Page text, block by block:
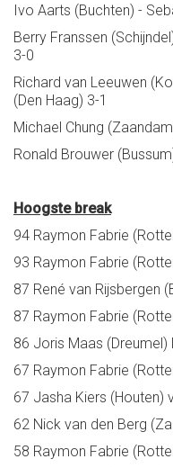
Ivo Aarts (Buchten) -
Berry Franssen
3-0
Richard van Leeuwen
(Den Haag) 3-1
Michael Chung
Ronald Brouwer
Hoogste break
94 Raymon Fabrie
93 Raymon Fabrie
87 René van Rijsbergen
87 Raymon Fabrie
86 Joris Maas (Dreumel)
67 Raymon Fabrie
67 Jasha Kiers (Houten)
62 Nick van den Berg
58 Raymon Fabrie